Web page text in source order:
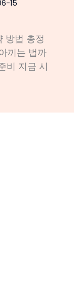
15
방법 총정
끼는 법까
비 지금 시